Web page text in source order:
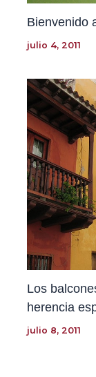
Bienvenido
julio 4, 2011
Los
herencia
julio 8, 2011